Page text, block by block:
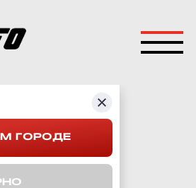
CRETA В АЛМАТЫ
CRETA В
ГОРОДЕ